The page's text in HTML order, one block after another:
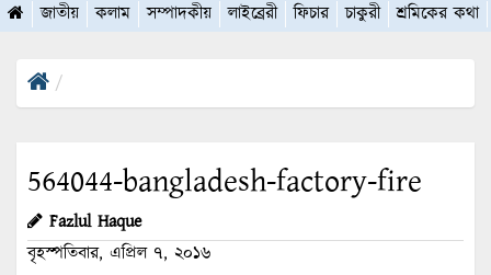
জাতীয় কলাম সম্পাদকীয় লাইব্রেরী ফিচার চাকুরী শ্রমিকের কথা
564044-bangladesh-factory-fire
Fazlul Haque
বৃহস্পতিবার, এপ্রিল ৭, ২০১৬